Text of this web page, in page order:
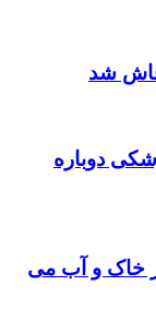
فاش شد
پزشکی دوباره
خاک و آب می